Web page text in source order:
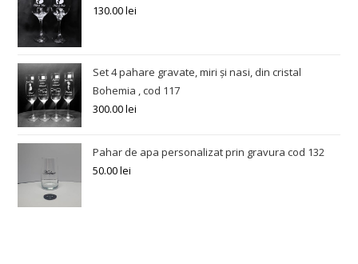
130.00lei
Set 4 pahare gravate, miri și nasi, din cristal
Bohemia , cod 117
300.00lei
Pahar de apa personalizat prin gravura cod 132
50.00lei